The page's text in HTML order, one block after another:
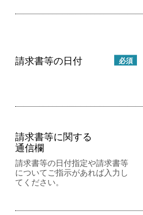
請求書等の日付 必須
請求書等に関する
通信欄
請求書等の日付指定や請求書等
についてご指示があれば入力し
てください。